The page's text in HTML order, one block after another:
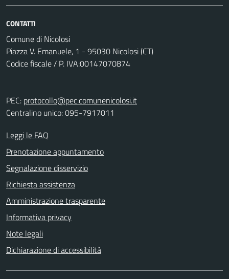
CONTATTI
Comune di Nicolosi
Piazza V. Emanuele, 1 - 95030 Nicolosi (CT)
Codice fiscale / P. IVA:00147070874
PEC: protocollo@pec.comunenicolosi.it
Centralino unico: 095-7917011
Leggi le FAQ
Prenotazione appuntamento
Segnalazione disservizio
Richiesta assistenza
Amministrazione trasparente
Informativa privacy
Note legali
Dichiarazione di accessibilità